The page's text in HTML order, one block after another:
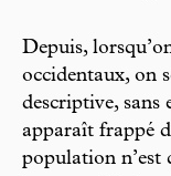
Depuis,
occidentaux, on
descriptive, sans
apparaît frappé
population n’est